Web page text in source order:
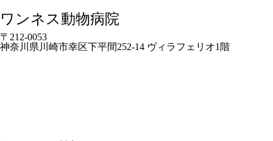
ワンネス動物病院
〒212-0053
神奈川県川崎市幸区下平間252-14 ヴィラフェリオ1階